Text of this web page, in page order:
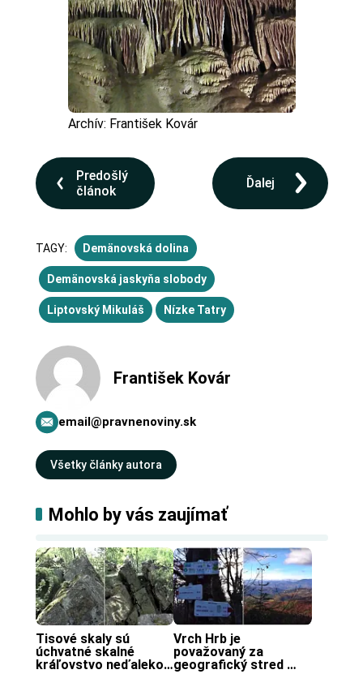
Archív: František Kovár
Predošlý
článok
Ďalej
TAGY: Demänovská dolina
Demänovská jaskyňa slobody
Liptovský Mikuláš Nízke Tatry
František Kovár
email@pravnenoviny.sk
Všetky články autora
Mohlo by vás zaujímať
Tisové skaly sú
úchvatné skalné
kráľovstvo neďaleko
Vrch Hrb je
považovaný za
geografický stred